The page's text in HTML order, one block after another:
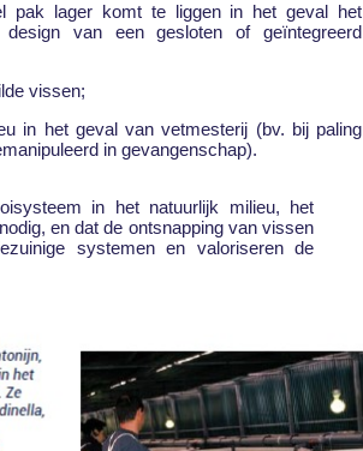
pak lager komt te liggen in het geval het
van een gesloten of geïntegreerd
vissen;
in het geval van vetmesterij (bv. bij paling
in gevangenschap).
in het natuurlijk milieu, het
en dat de ontsnapping van vissen
systemen en valoriseren de